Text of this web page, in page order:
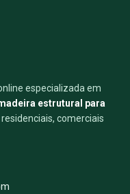
especializada em
estrutural para
comerciais